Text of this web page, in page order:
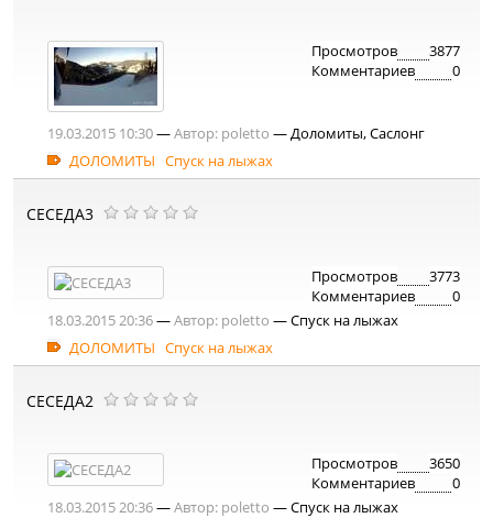
Просмотров
3877
Комментариев
0
19.03.2015 10:30—Автор: poletto — Доломиты, Саслонг
ДОЛОМИТЫ Спуск на лыжах
СЕСЕДА3
Просмотров
3773
Комментариев
0
18.03.2015 20:36—Автор: poletto — Спуск на лыжах
ДОЛОМИТЫ Спуск на лыжах
СЕСЕДА2
Просмотров
3650
Комментариев
0
18.03.2015 20:36—Автор: poletto — Спуск на лыжах